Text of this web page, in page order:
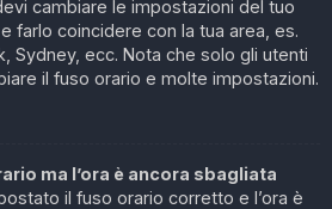
cambiare le impostazioni del tuo
farlo coincidere con la tua area, es.
Sydney, ecc. Nota che solo gli utenti
il fuso orario e molte impostazioni.
ma l’ora è ancora sbagliata
il fuso orario corretto e l’ora è